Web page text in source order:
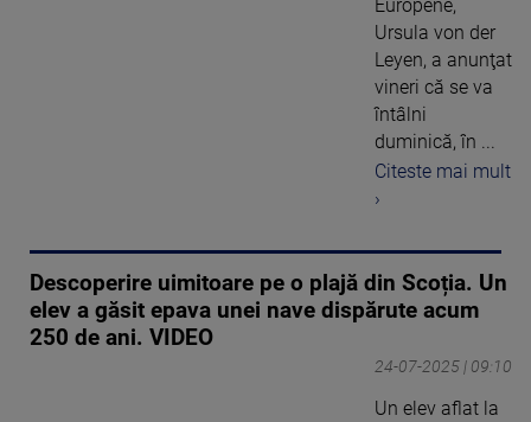
Europene,
Ursula von der
Leyen, a anunţat
vineri că se va
întâlni
duminică, în ...
Citeste mai mult
›
Descoperire uimitoare pe o plajă din Scoția. Un
elev a găsit epava unei nave dispărute acum
250 de ani. VIDEO
24-07-2025 | 09:10
Un elev aflat la